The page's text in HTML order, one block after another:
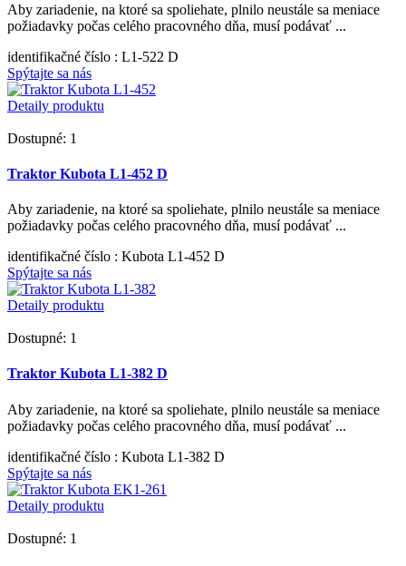
Aby zariadenie, na ktoré sa spoliehate, plnilo neustále sa meniace
požiadavky počas celého pracovného dňa, musí podávať ...
identifikačné číslo : L1-522 D
Spýtajte sa nás
Detaily produktu
Dostupné: 1
Traktor Kubota L1-452 D
Aby zariadenie, na ktoré sa spoliehate, plnilo neustále sa meniace
požiadavky počas celého pracovného dňa, musí podávať ...
identifikačné číslo : Kubota L1-452 D
Spýtajte sa nás
Detaily produktu
Dostupné: 1
Traktor Kubota L1-382 D
Aby zariadenie, na ktoré sa spoliehate, plnilo neustále sa meniace
požiadavky počas celého pracovného dňa, musí podávať ...
identifikačné číslo : Kubota L1-382 D
Spýtajte sa nás
Detaily produktu
Dostupné: 1